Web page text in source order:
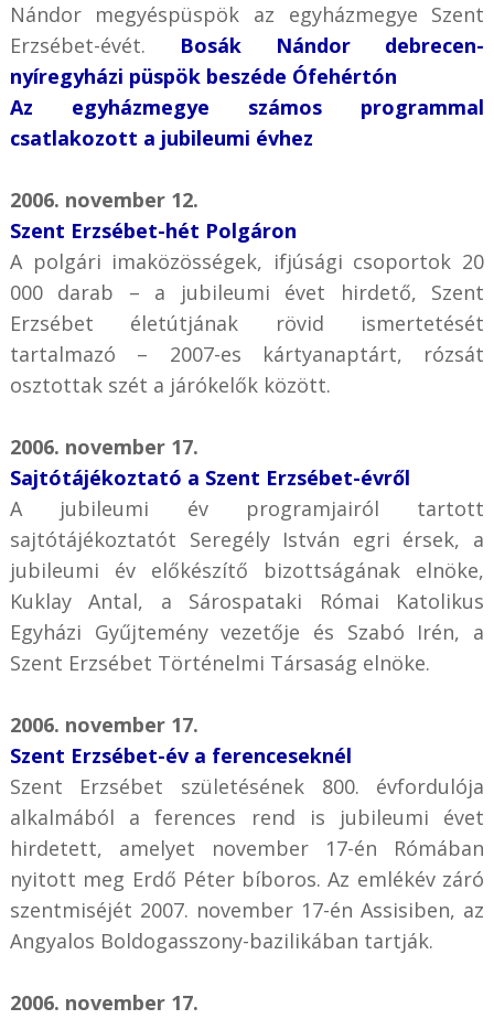
Nándor megyéspüspök az egyházmegye Szent
Erzsébet-évét. Bosák Nándor debrecen-
nyíregyházi püspök beszéde Ófehértón
Az egyházmegye számos programmal
csatlakozott a jubileumi évhez
2006. november 12.
Szent Erzsébet-hét Polgáron
A polgári imaközösségek, ifjúsági csoportok 20
000 darab – a jubileumi évet hirdető, Szent
Erzsébet életútjának rövid ismertetését
tartalmazó – 2007-es kártyanaptárt, rózsát
osztottak szét a járókelők között.
2006. november 17.
Sajtótájékoztató a Szent Erzsébet-évről
A jubileumi év programjairól tartott
sajtótájékoztatót Seregély István egri érsek, a
jubileumi év előkészítő bizottságának elnöke,
Kuklay Antal, a Sárospataki Római Katolikus
Egyházi Gyűjtemény vezetője és Szabó Irén, a
Szent Erzsébet Történelmi Társaság elnöke.
2006. november 17.
Szent Erzsébet-év a ferenceseknél
Szent Erzsébet születésének 800. évfordulója
alkalmából a ferences rend is jubileumi évet
hirdetett, amelyet november 17-én Rómában
nyitott meg Erdő Péter bíboros. Az emlékév záró
szentmiséjét 2007. november 17-én Assisiben, az
Angyalos Boldogasszony-bazilikában tartják.
2006. november 17.